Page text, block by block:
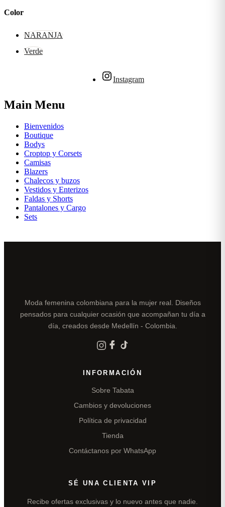
Color
NARANJA
Verde
Instagram
Main Menu
Bienvenidos
Boutique
Bodys
Croptop y Corsets
Camisas
Blazers
Chalecos y buzos
Vestidos y Enterizos
Faldas y Shorts
Pantalones y Cargo
Sets
Moda femenina colombiana para la mujer real. Diseños
pensados para cualquier ocasión que acompañan tu día a
día, creados desde Medellín - Colombia.
INFORMACIÓN
Sobre Tabata
Cambios y devoluciones
Política de privacidad
Tienda
Contáctanos por WhatsApp
SÉ UNA CLIENTA VIP
Recibe ofertas exclusivas y lo nuevo antes que nadie.